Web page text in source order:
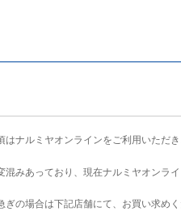
はナルミヤオンラインをご利用いただ
混みあっており、現在ナルミヤオンラ
ぎの場合は下記店舗にて、お買い求めく